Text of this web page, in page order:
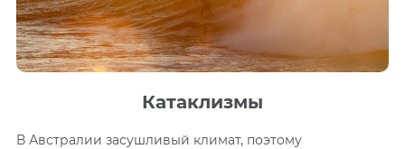
Катаклизмы
В Австралии засушливый климат, поэтому